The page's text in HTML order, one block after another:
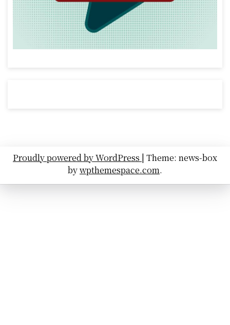
Proudly powered by WordPress | Theme: news-box
bywpthemespace.com.